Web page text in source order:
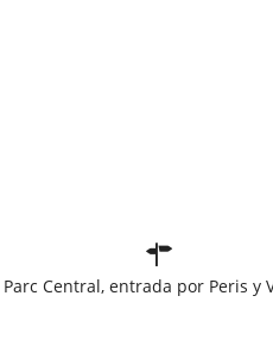
Parc Central, entrada por Peris y